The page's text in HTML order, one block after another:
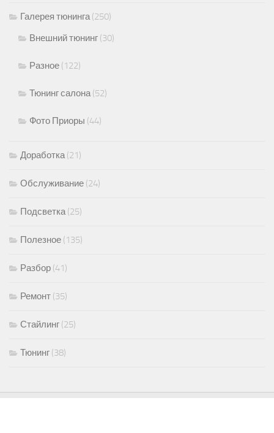
Галерея тюнинга(250)
Внешний тюнинг (30)
Разное (122)
Тюнинг салона(52)
Фото Приоры (44)
Доработка(21)
Обслуживание (24)
Подсветка(25)
Полезное (135)
Разбор (41)
Ремонт (35)
Стайлинг (25)
Тюнинг (38)